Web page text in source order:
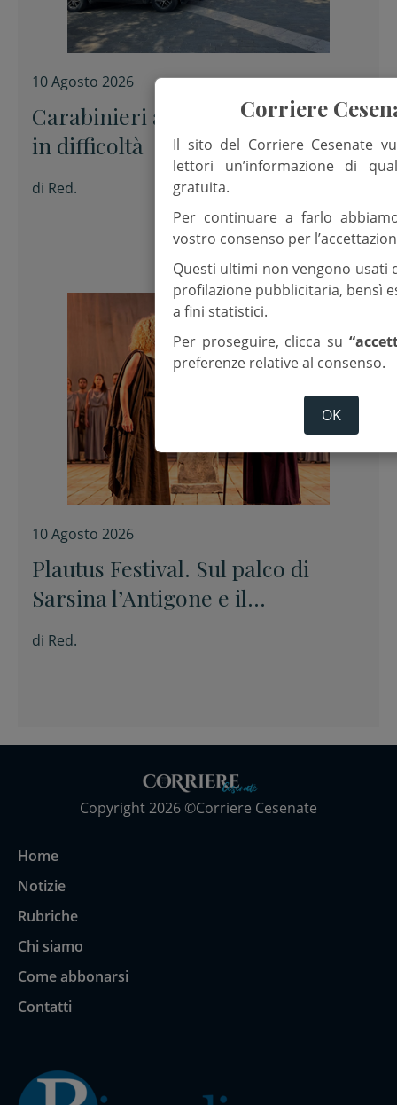
10 Agosto 2026
Carabinieri aiutano due persone
in difficoltà
di Red.
10 Agosto 2026
Plautus Festival. Sul palco di
Sarsina l’Antigone e il
Truculentus
di Red.
Copyright 2026 ©Corriere Cesenate
Home
Notizie
Rubriche
Chi siamo
Come abbonarsi
Contatti
Corriere
Il sito del Corriere Cesenate
lettori un’informazione di
gratuita.
Per continuare a farlo
vostro consenso per
Questi ultimi non vengono usati
profilazione pubblicitaria, bensì
a fini statistici.
Per proseguire, clicca su
preferenze relative al consenso.
OK